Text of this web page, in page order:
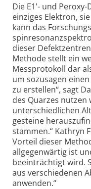
Die E1'- und
einziges Elektron,
kann das
dieser
Methode stellt ein
Messprotokoll dar
um sozusagen
zu erstellen“, sagt
des Quarzes nutzen
unterschiedlichen
gesteine
stammen.“ Kathryn
Vorteil dieser
allgegenwärtig ist
beein­trächtigt wird.
aus verschiedenen
anwenden.“